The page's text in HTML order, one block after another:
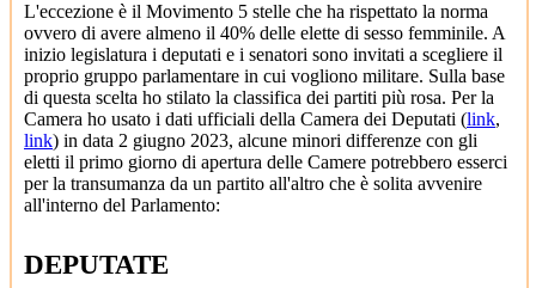
L'eccezione è il Movimento 5 stelle che ha rispettato la norma
ovvero di avere almeno il 40% delle elette di sesso femminile. A
inizio legislatura i deputati e i senatori sono invitati a scegliere il
proprio gruppo parlamentare in cui vogliono militare. Sulla base
di questa scelta ho stilato la classifica dei partiti più rosa. Per la
Camera ho usato i dati ufficiali della Camera dei Deputati (link,
link) in data 2 giugno 2023, alcune minori differenze con gli
eletti il primo giorno di apertura delle Camere potrebbero esserci
per la transumanza da un partito all'altro che è solita avvenire
all'interno del Parlamento:
DEPUTATE